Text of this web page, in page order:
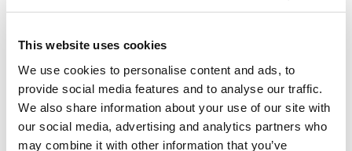
This website uses cookies
We use cookies to personalise content and ads, to
provide social media features and to analyse our traffic.
We also share information about your use of our site with
our social media, advertising and analytics partners who
may combine it with other information that you’ve
Montaj facil